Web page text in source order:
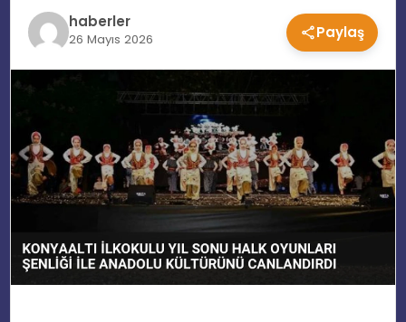
EĞITIM
MAGAZIN
SPOR
YAŞAM
haberler
26 Mayıs 2026 Paylaş